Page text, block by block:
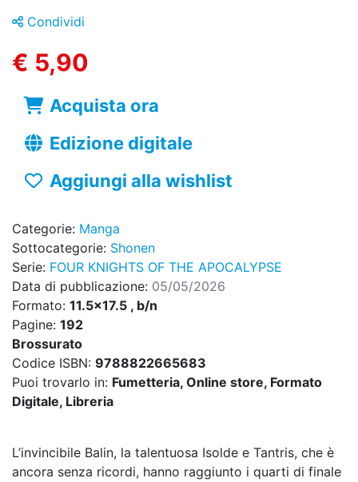
Condividi
€ 5,90
Acquista ora
Edizione digitale
Aggiungi alla wishlist
Categorie: Manga
Sottocategorie: Shonen
Serie: FOUR KNIGHTS OF THE APOCALYPSE
Data di pubblicazione: 05/05/2026
Formato: 11.5x17.5 , b/n
Pagine: 192
Brossurato
Codice ISBN: 9788822665683
Puoi trovarlo in: Fumetteria, Online store, Formato
Digitale, Libreria
L’invincibile Balin, la talentuosa Isolde e Tantris, che è
ancora senza ricordi, hanno raggiunto i quarti di finale